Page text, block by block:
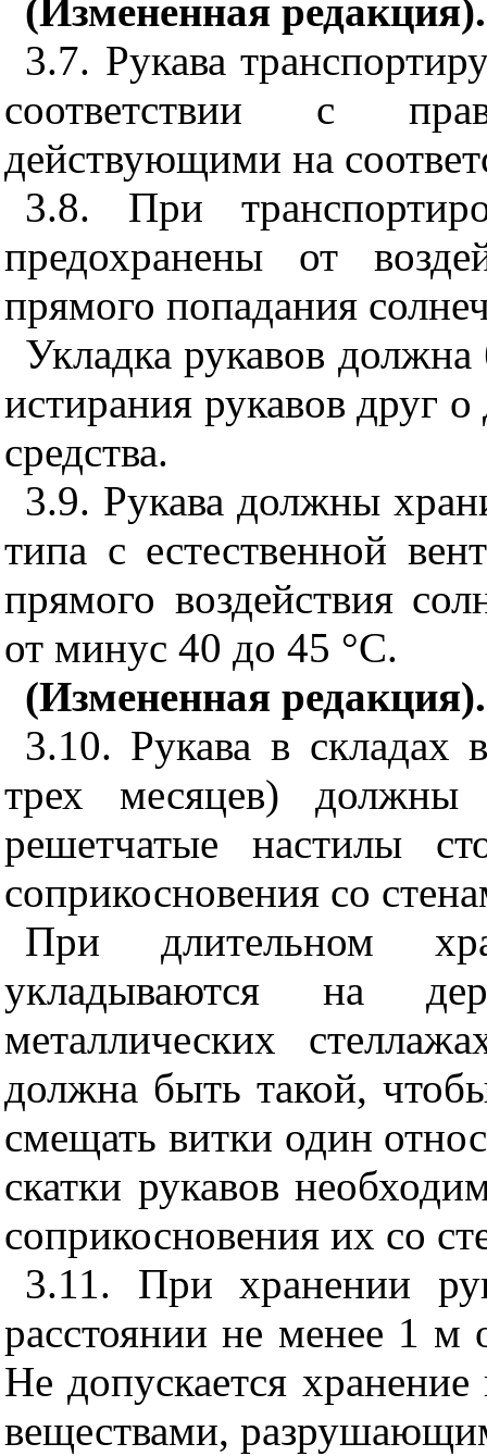
(Измененная редакция).
3.7. Рукава
соответствии с
действующими на
3.8. При
предохранены от
прямого попадания
Укладка рукавов
истирания рукавов друг
средства.
3.9. Рукава должны
типа с естественной
прямого воздействия
от минус 40 до 45 °С.
(Измененная редакция).
3.10. Рукава в складах
трех месяцев) должны
решетчатые настилы
соприкосновения со
При длительном
укладываются на
металлических
должна быть такой,
смещать витки один
скатки рукавов
соприкосновения их со
3.11. При хранении
расстоянии не менее 1 м
Не допускается
веществами,